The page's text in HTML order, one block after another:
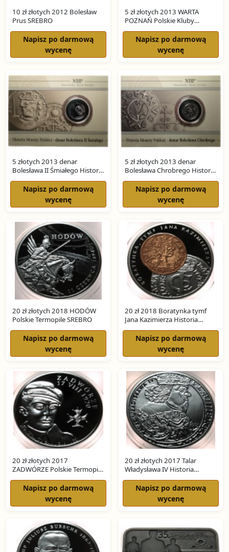
10 zł złotych 2012 Bolesław
Prus SREBRO
Napisz po darmową
wycenę
5 zł złotych 2013 WARTA
POZNAŃ Polskie Kluby
Piłkarskie SREBRO
Napisz po darmową
wycenę
5 złotych 2013 denar
Bolesława II Śmiałego Historia
Monety Polskiej SREBRO
Napisz po darmową
wycenę
5 zł złotych 2013 denar
Bolesława Chrobrego Historia
Monety Polskiej SREBRO
Napisz po darmową
wycenę
20 zł złotych 2018 HODÓW
Polskie Termopile SREBRO
Napisz po darmową
wycenę
20 zł 2018 Boratynka tymf
Jana Kazimierza Historia
Monety Polskiej SREBRO
Napisz po darmową
wycenę
20 zł złotych 2017
ZADWÓRZE Polskie Termopile
SREBRO
Napisz po darmową
wycenę
20 zł złotych 2017 Talar
Władysława IV Historia
Monety Polskiej SREBRO
Napisz po darmową
wycenę